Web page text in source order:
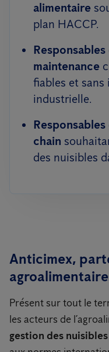
alimentaire
plan HACCP.
maintenance
fiables et
industrielle.
chain
des nuisibles
Anticimex,
Présent sur tout le
les acteurs de
gestion des